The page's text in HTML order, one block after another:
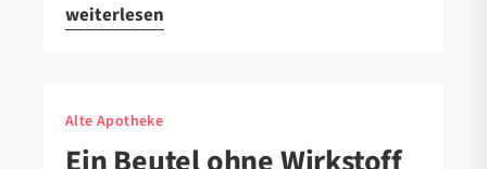
weiterlesen
Alte Apotheke